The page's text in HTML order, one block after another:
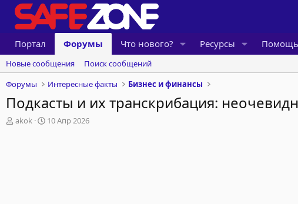
Портал Форумы Что нового? Ресурсы
Новые сообщения
Поиск сообщений
Форумы
Интересные факты Бизнес и финансы
Подкасты и их транскрибация:
А
akok
Д
10 Апр 2026